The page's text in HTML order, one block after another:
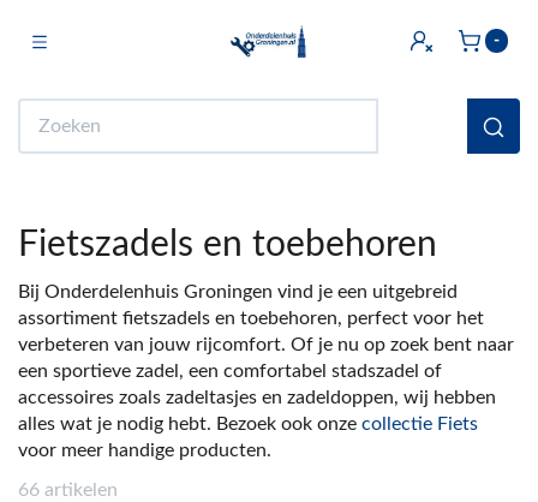
(Doe het zelf)
(Huishouden en Wonen)
(Sanitair)
(Keuken)
(Fiets)
(Auto)
(Witgoed Onderdelen)
Toggle navigation -
Fietszadels en toebehoren
Bij Onderdelenhuis Groningen vind je een uitgebreid
assortiment fietszadels en toebehoren, perfect voor het
verbeteren van jouw rijcomfort. Of je nu op zoek bent naar
een sportieve zadel, een comfortabel stadszadel of
accessoires zoals zadeltasjes en zadeldoppen, wij hebben
alles wat je nodig hebt. Bezoek ook onze collectie Fiets
voor meer handige producten.
66 artikelen